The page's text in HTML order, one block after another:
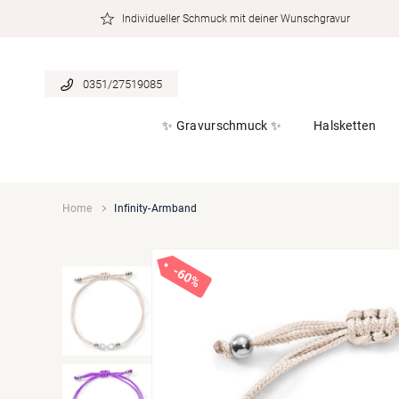
Individueller Schmuck mit deiner Wunschgravur
0351/27519085
✨ Gravurschmuck ✨ Halsketten
Home Infinity-Armband
60%